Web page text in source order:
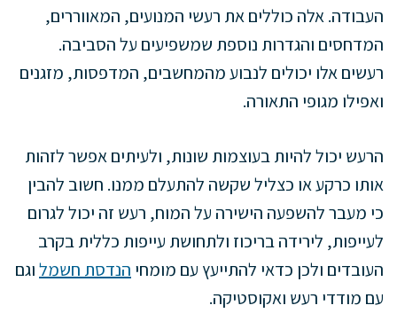
העבודה. אלה כוללים את רעשי המנועים, המאווררים,
המדחסים והגדרות נוספת שמשפיעים על הסביבה.
רעשים אלו יכולים לנבוע מהמחשבים, המדפסות, מזגנים
ואפילו מגופי התאורה.
הרעש יכול להיות בעוצמות שונות, ולעיתים אפשר לזהות
אותו כרקע או כצליל שקשה להתעלם ממנו. חשוב להבין
כי מעבר להשפעה הישירה על המוח, רעש זה יכול לגרום
לעייפות, לירידה בריכוז ולתחושת עייפות כללית בקרב
העובדים ולכן כדאי להתייעץ עם מומחי הנדסת חשמלוגם
עם מודדי רעש ואקוסטיקה.